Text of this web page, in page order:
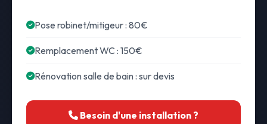
Pose robinet/mitigeur : 80€
Remplacement WC : 150€
Rénovation salle de bain : sur devis
Besoin d'une installation ?